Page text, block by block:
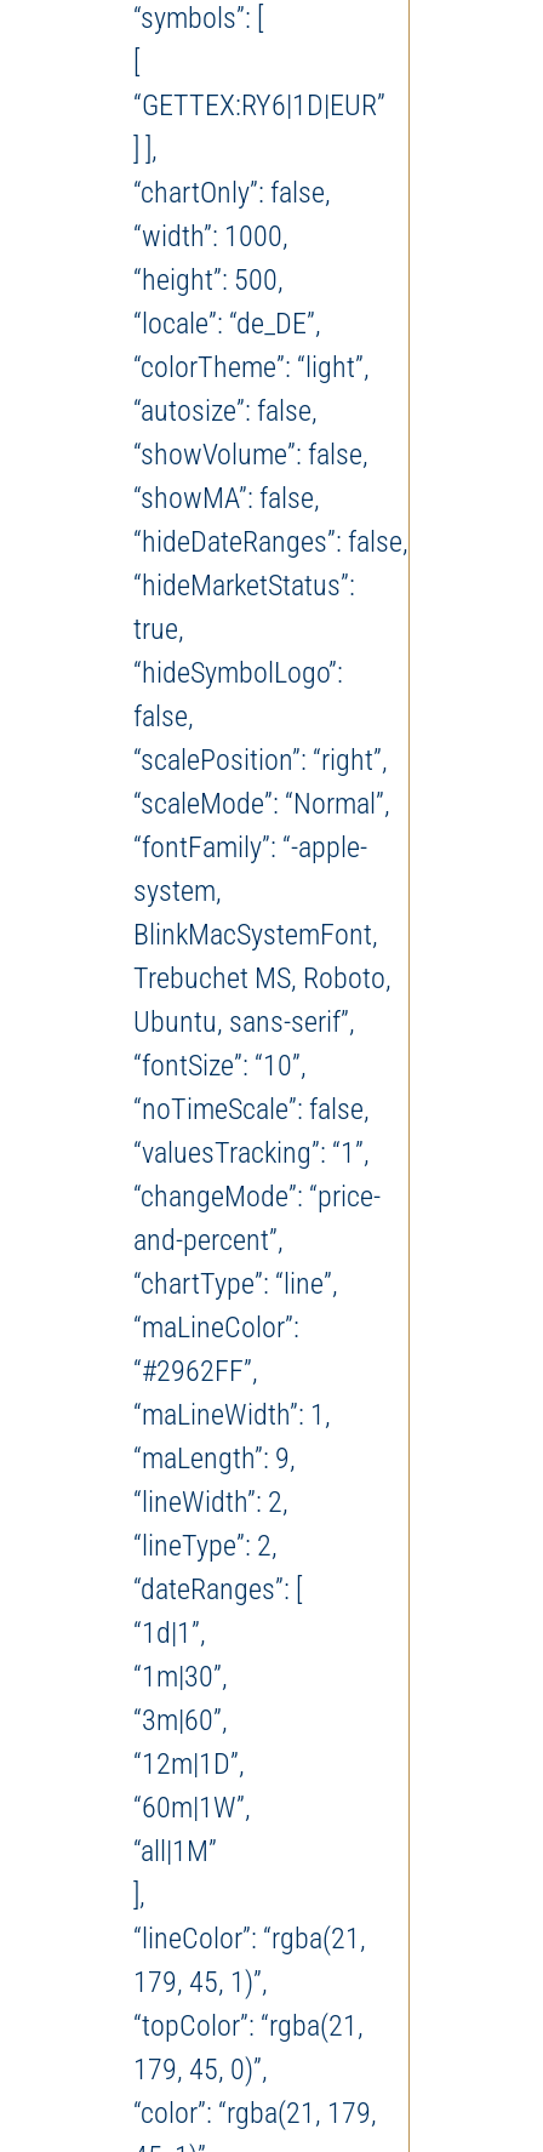
“symbols”: [
“GETTEX:RY6|1D|EUR”
] ],
“chartOnly”: false,
“width”: 1000,
“height”: 500,
“locale”: “de_DE”,
“colorTheme”: “light”,
“autosize”: false,
“showVolume”: false,
“showMA”: false,
“hideDateRanges”: false,
“hideMarketStatus”:
true,
“hideSymbolLogo”:
false,
“scalePosition”: “right”,
“scaleMode”: “Normal”,
“fontFamily”: “-apple-
system,
BlinkMacSystemFont,
Trebuchet MS, Roboto,
Ubuntu, sans-serif”,
“fontSize”: “10”,
“noTimeScale”: false,
“valuesTracking”: “1”,
“changeMode”: “price-
and-percent”,
“chartType”: “line”,
“maLineColor”:
“#2962FF”,
“maLineWidth”: 1,
“maLength”: 9,
“lineWidth”: 2,
“lineType”: 2,
“dateRanges”: [
“1d|1”,
“1m|30”,
“3m|60”,
“12m|1D”,
“60m|1W”,
“all|1M”
],
“lineColor”: “rgba(21,
179, 45, 1)”,
“topColor”: “rgba(21,
179, 45, 0)”,
“color”: “rgba(21, 179,